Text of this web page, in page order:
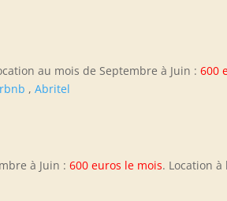
au mois de Septembre à Juin :600
,Abritel
à Juin :600 euros le mois. Location